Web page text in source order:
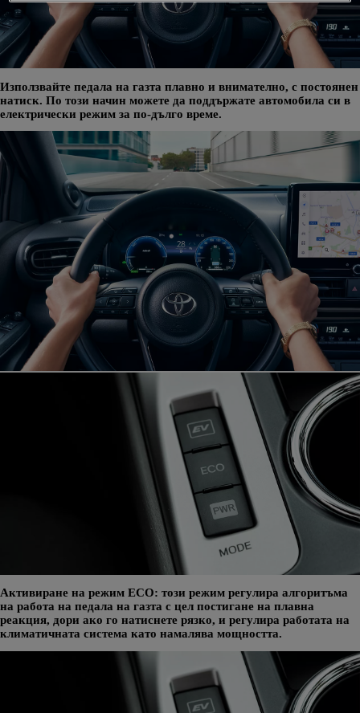
Използвайте педала на газта плавно и внимателно, с постоянен
натиск. По този начин можете да поддържате автомобила си в
електрически режим за по-дълго време.
Активиране на режим ECO: този режим регулира алгоритъма
на работа на педала на газта с цел постигане на плавна
реакция, дори ако го натиснете рязко, и регулира работата на
климатичната система като намалява мощността.